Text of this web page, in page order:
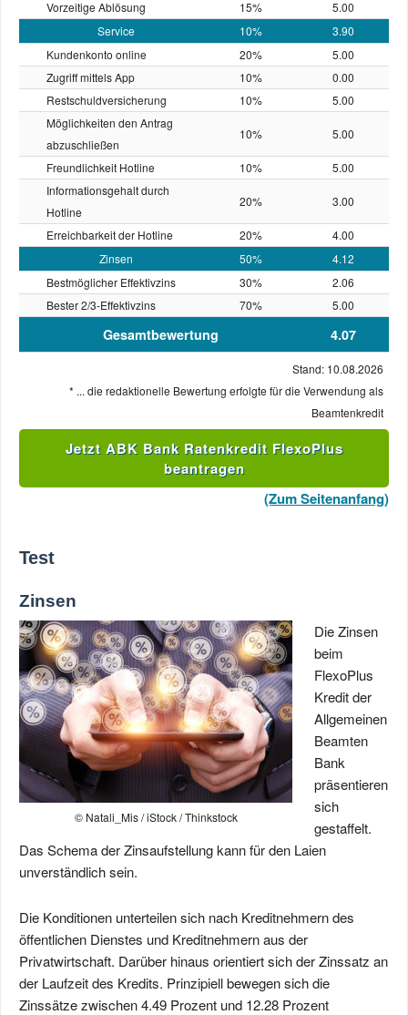
Vorzeitige Ablösung 15%
5.00
Service
10%
3.90
Kundenkonto online
20%
5.00
Zugriff mittels App
10%
0.00
Restschuld­versicherung
10%
5.00
Möglichkeiten den Antrag
abzuschließen
10% 5.00
Freundlichkeit Hotline 10%
5.00
Informationsgehalt durch
Hotline
20% 3.00
Erreichbarkeit der Hotline 20%
4.00
Zinsen
50%
4.12
Bestmöglicher Effektivzins
30%
2.06
Bester 2/3-Effektivzins
70% 5.00
Gesamtbewertung 4.07
Stand: 10.08.2026
* ... die redaktionelle Bewertung erfolgte für die Verwendung als
Beamtenkredit
Jetzt ABK Bank Ratenkredit FlexoPlus
beantragen
(Zum Seitenanfang)
Test
Zinsen
© Natali_Mis / iStock / Thinkstock
Die Zinsen
beim
FlexoPlus
Kredit der
Allgemeinen
Beamten
Bank
präsentieren
sich
gestaffelt.
Das Schema der Zinsaufstellung kann für den Laien
unverständlich sein.
Die Konditionen unterteilen sich nach Kreditnehmern des
öffentlichen Dienstes und Kreditnehmern aus der
Privatwirtschaft. Darüber hinaus orientiert sich der Zinssatz an
der Laufzeit des Kredits. Prinzipiell bewegen sich die
Zinssätze zwischen 4.49 Prozent und 12.28 Prozent